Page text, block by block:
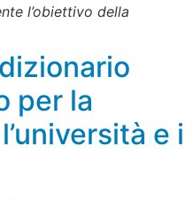
l’obiettivo della
per la
e i